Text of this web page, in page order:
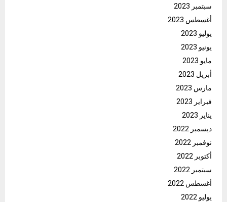
سبتمبر 2023
أغسطس 2023
يوليو 2023
يونيو 2023
مايو 2023
أبريل 2023
مارس 2023
فبراير 2023
يناير 2023
ديسمبر 2022
نوفمبر 2022
أكتوبر 2022
سبتمبر 2022
أغسطس 2022
يوليو 2022